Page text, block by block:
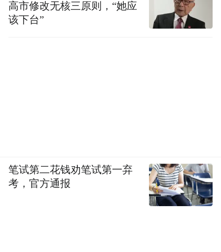
高市修改无核三原则，“她应
该下台”
笔试第二花钱劝笔试第一弃
考，官方通报